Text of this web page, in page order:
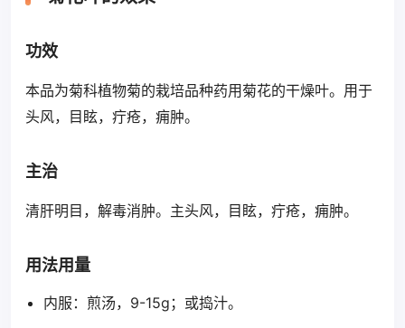
功效
本品为菊科植物菊的栽培品种药用菊花的干燥叶。用于
头风，目眩，疔疮，痈肿。
主治
清肝明目，解毒消肿。主头风，目眩，疔疮，痈肿。
用法用量
内服：煎汤，9-15g；或捣汁。